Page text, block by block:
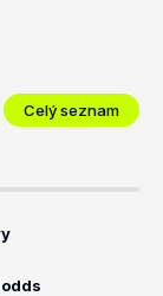
Celý seznam